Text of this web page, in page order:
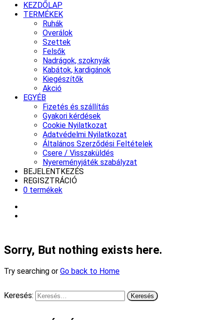
KEZDŐLAP
TERMÉKEK
Ruhák
Overálok
Szettek
Felsők
Nadrágok, szoknyák
Kabátok, kardigánok
Kiegészítők
Akció
EGYÉB
Fizetés és szállítás
Gyakori kérdések
Cookie Nyilatkozat
Adatvédelmi Nyilatkozat
Általános Szerződési Feltételek
Csere / Visszaküldés
Nyereményjáték szabályzat
BEJELENTKEZÉS
REGISZTRÁCIÓ
0 termékek
Sorry, But nothing exists here.
Try searching or Go back to Home
Keresés: